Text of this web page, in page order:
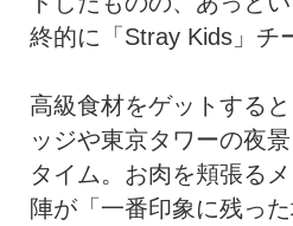
終的に「Stray Kids」チ
高級食材をゲットする
ッジや東京タワーの夜
タイム。お肉を頬張る
陣が「一番印象に残っ